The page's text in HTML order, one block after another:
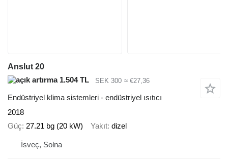
Anslut 20
1.504 TL
SEK 300 ≈ €27,36
Endüstriyel klima sistemleri - endüstriyel ısıtıcı
2018
Güç 27.21 bg (20 kW) Yakıt dizel
İsveç, Solna